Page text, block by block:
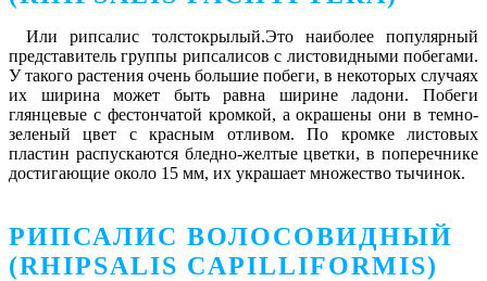
Или рипсалис толстокрылый.Это наиболее популярный
представитель группы рипсалисов с листовидными побегами.
У такого растения очень большие побеги, в некоторых случаях
их ширина может быть равна ширине ладони. Побеги
глянцевые с фестончатой кромкой, а окрашены они в темно-
зеленый цвет с красным отливом. По кромке листовых
пластин распускаются бледно-желтые цветки, в поперечнике
достигающие около 15 мм, их украшает множество тычинок.
РИПСАЛИС ВОЛОСОВИДНЫЙ
(RHIPSALIS CAPILLIFORMIS)